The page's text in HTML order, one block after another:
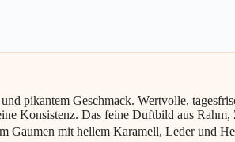
pikantem Geschmack. Wertvolle,
Konsistenz. Das feine Duftbild aus
Gaumen mit hellem Karamell, Leder und